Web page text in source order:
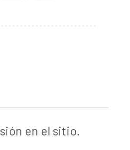
en el sitio.